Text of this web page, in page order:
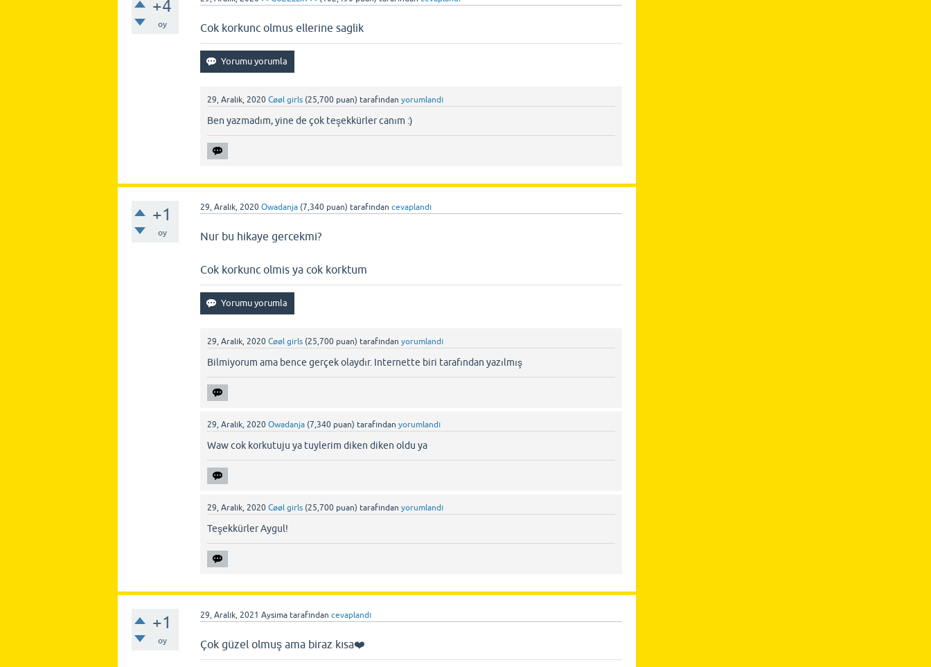
+4
oy Cok korkunc olmus ellerine saglik
29, Aralık, 2020 Cøøl girls (25,700 puan) tarafından yorumlandı
Ben yazmadım, yine de çok teşekkürler canım :)
+1
oy
29, Aralık, 2020 Owadanja (7,340 puan) tarafından cevaplandı
Nur bu hikaye gercekmi?
Cok korkunc olmis ya cok korktum
29, Aralık, 2020 Cøøl girls (25,700 puan) tarafından yorumlandı
Bilmiyorum ama bence gerçek olaydır. Internette biri tarafından yazılmış
29, Aralık, 2020 Owadanja (7,340 puan) tarafından yorumlandı
Waw cok korkutuju ya tuylerim diken diken oldu ya
29, Aralık, 2020 Cøøl girls (25,700 puan) tarafından yorumlandı
Teşekkürler Aygul!
+1
oy
29, Aralık, 2021 Aysima tarafından cevaplandı
Çok güzel olmuş ama biraz kısa❤️